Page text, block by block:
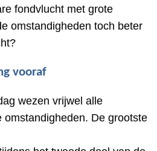
fondvlucht met grote
omstandigheden toch beter
vooraf
wezen vrijwel alle
omstandigheden. De grootste